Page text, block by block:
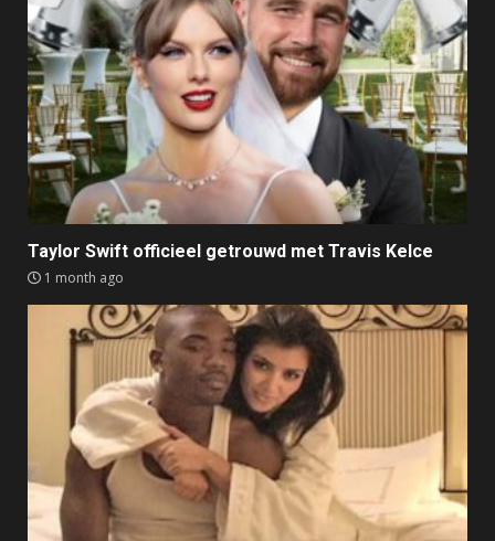
Taylor Swift officieel getrouwd met Travis Kelce
1 month ago